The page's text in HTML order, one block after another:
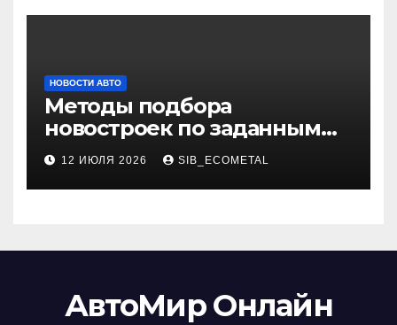
НОВОСТИ АВТО
Методы подбора
новостроек по заданным
критериям
12 ИЮЛЯ 2026 SIB_ECOMETAL
АвтоМир Онлайн